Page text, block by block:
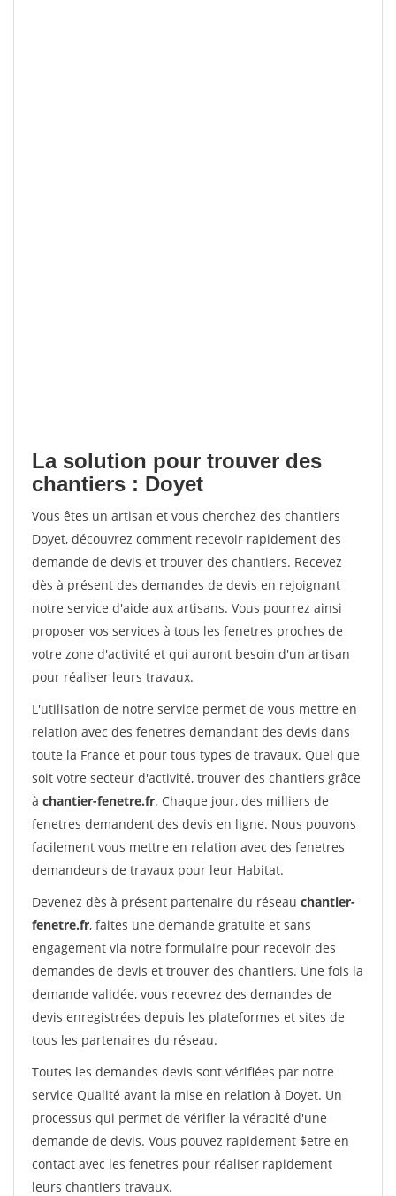
La solution pour trouver des
chantiers : Doyet
Vous êtes un artisan et vous cherchez des chantiers
Doyet, découvrez comment recevoir rapidement des
demande de devis et trouver des chantiers. Recevez
dès à présent des demandes de devis en rejoignant
notre service d'aide aux artisans. Vous pourrez ainsi
proposer vos services à tous les fenetres proches de
votre zone d'activité et qui auront besoin d'un artisan
pour réaliser leurs travaux.
L'utilisation de notre service permet de vous mettre en
relation avec des fenetres demandant des devis dans
toute la France et pour tous types de travaux. Quel que
soit votre secteur d'activité, trouver des chantiers grâce
à chantier-fenetre.fr. Chaque jour, des milliers de
fenetres demandent des devis en ligne. Nous pouvons
facilement vous mettre en relation avec des fenetres
demandeurs de travaux pour leur Habitat.
Devenez dès à présent partenaire du réseau chantier-
fenetre.fr, faites une demande gratuite et sans
engagement via notre formulaire pour recevoir des
demandes de devis et trouver des chantiers. Une fois la
demande validée, vous recevrez des demandes de
devis enregistrées depuis les plateformes et sites de
tous les partenaires du réseau.
Toutes les demandes devis sont vérifiées par notre
service Qualité avant la mise en relation à Doyet. Un
processus qui permet de vérifier la véracité d'une
demande de devis. Vous pouvez rapidement $etre en
contact avec les fenetres pour réaliser rapidement
leurs chantiers travaux.